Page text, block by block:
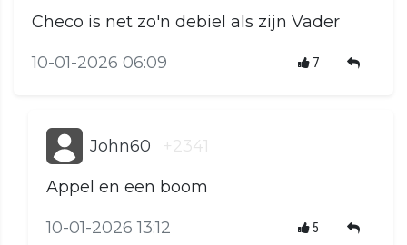
Checo is net zo'n debiel als zijn Vader
10-01-2026 06:09 7
John60 +2341
Appel en een boom
10-01-2026 13:12 5